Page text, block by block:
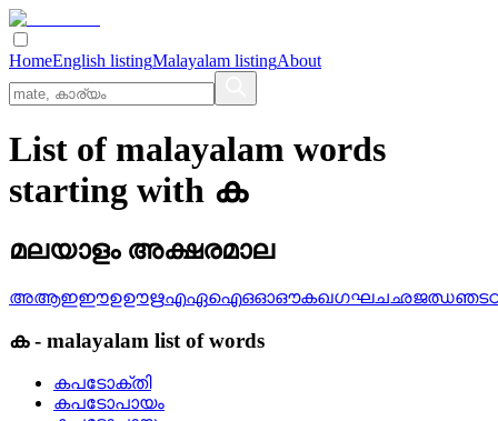
HomeEnglish listingMalayalam listingAbout
List of malayalam words
starting with ക
മലയാളം അക്ഷരമാല
അആഇഈഉഊഋഎഏഐഒഓഔകഖഗഘചഛജഝഞട
ക- malayalam list of words
കപടോക്തി
കപടോപായം